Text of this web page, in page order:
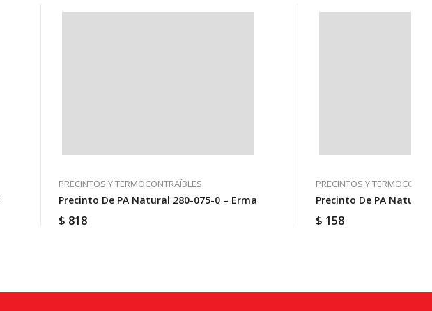
PRECINTOS Y TERMOCONTRAÍBLES
Precinto De PA Natural 280-075-0 – Erma
$ 818
PRECINTOS Y
Precinto De PA Natural
$ 158